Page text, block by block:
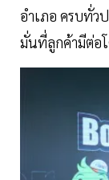
อำเภอ ครบทั่ว
มั่นที่ลูกค้ามีต่อโ